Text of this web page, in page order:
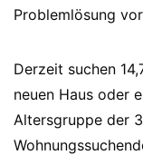
Problemlösung
Derzeit suchen
neuen Haus oder
Altersgruppe der